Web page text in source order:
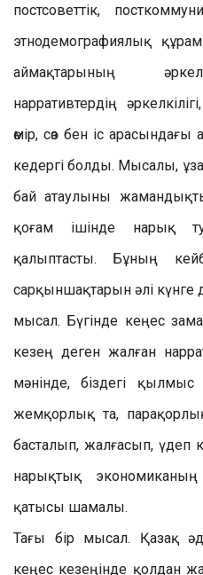
постсоветтік,
этнодемографиялық
аймақтарының
нарративтердің
өмір, сөз бен іс
кедергі болды. Мысалы,
бай атаулыны
қоғам ішінде нарық
қалыптасты. Бұның
сарқыншақтарын әлі күнге
мысал. Бүгінде кеңес
кезең деген жалған
мәнінде, біздегі
жемқорлық та,
басталып, жалғасып, үдеп
нарықтық
қатысы шамалы.
Тағы бір мысал. Қазақ
кеңес кезеңінде қолдан